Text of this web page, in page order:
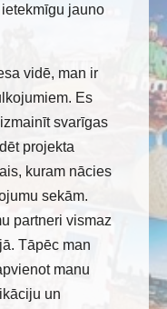
jauno
vidē, man ir
Es
svarīgas
projekta
kuram nācies
sekām.
partneri vismaz
Tāpēc man
manu
un